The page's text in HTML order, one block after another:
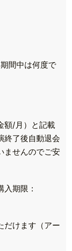
間中は何度で
額/月）と記載
終了後自動退会
ませんのでご安
入期限：
だけます（アー